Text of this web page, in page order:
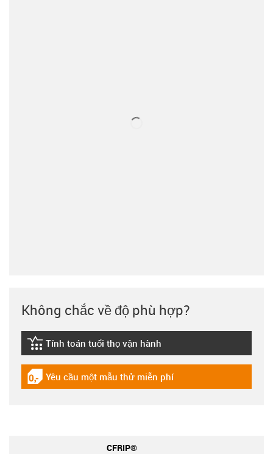
Không chắc về độ phù hợp?
igus-icon-lebensdauerrechner
Tính toán tuổi thọ vận hành
igus-icon-gratismuster
Yêu cầu một mẫu thử miễn phí
CFRIP®